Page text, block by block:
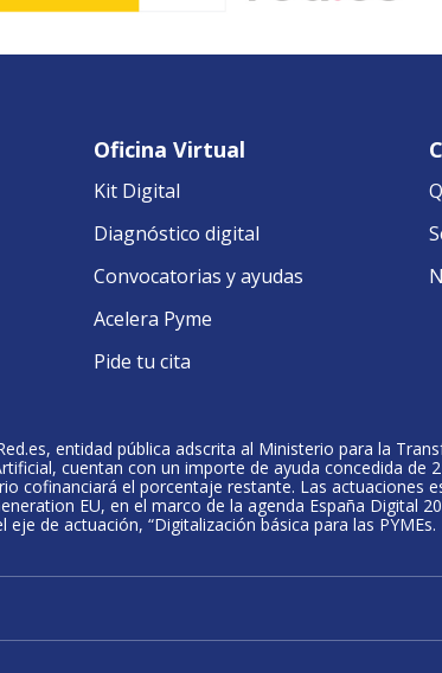
Oficina Virtual
Kit Digital
Diagnóstico digital
Convocatorias y ayudas
Acelera Pyme
Pide tu cita
entidad pública adscrita al Ministerio para la
cuentan con un importe de ayuda concedida de
cofinanciará el porcentaje restante. Las actuaciones
EU, en el marco de la agenda España Digital
de actuación, “Digitalización básica para las PYMEs.